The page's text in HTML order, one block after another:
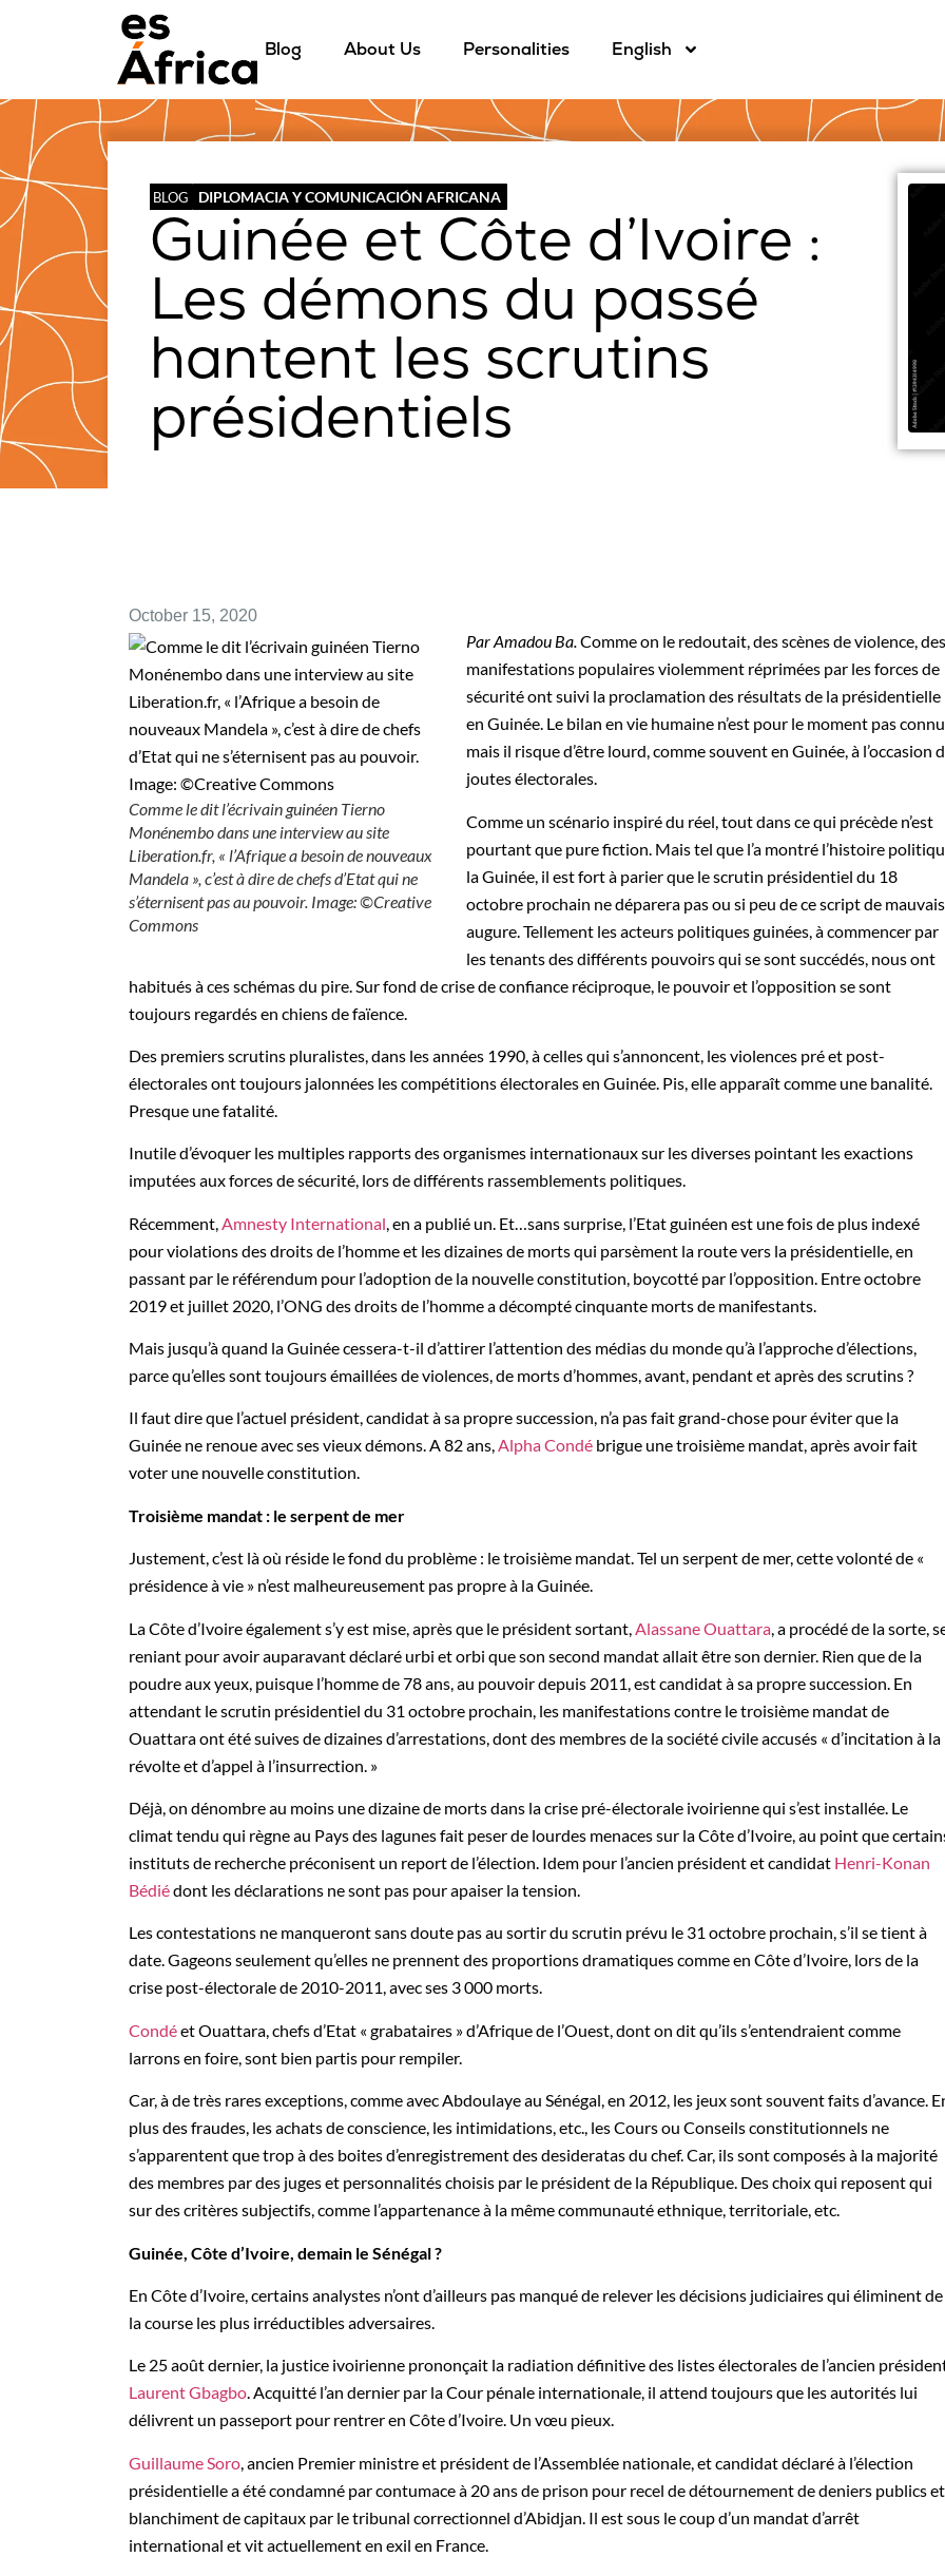
Blog About Us Personalities English
BLOG DIPLOMACIA Y COMUNICACIÓN AFRICANA
Guinée et Côte d’Ivoire :
Les démons du passé
hantent les scrutins
présidentiels
October 15, 2020
Comme le dit l’écrivain guinéen Tierno
Monénembo dans une interview au site
Liberation.fr, « l’Afrique a besoin de nouveaux
Mandela », c’est à dire de chefs d’Etat qui ne
s’éternisent pas au pouvoir. Image: ©Creative
Commons
Par Amadou Ba.Comme on le redoutait, des scènes de violence, des
manifestations populaires violemment réprimées par les forces de
sécurité ont suivi la proclamation des résultats de la présidentielle
en Guinée. Le bilan en vie humaine n’est pour le moment pas
mais il risque d’être lourd, comme souvent en Guinée, à l’occasion
joutes électorales.
Comme un scénario inspiré du réel, tout dans ce qui précède n’est
pourtant que pure fiction. Mais tel que l’a montré l’histoire
la Guinée, il est fort à parier que le scrutin présidentiel du 18
octobre prochain ne déparera pas ou si peu de ce script de mauvais
augure. Tellement les acteurs politiques guinées, à commencer par
les tenants des différents pouvoirs qui se sont succédés, nous ont
habitués à ces schémas du pire. Sur fond de crise de confiance réciproque, le pouvoir et l’opposition se sont
toujours regardés en chiens de faïence.
Des premiers scrutins pluralistes, dans les années 1990, à celles qui s’annoncent, les violences pré et post-
électorales ont toujours jalonnées les compétitions électorales en Guinée. Pis, elle apparaît comme une banalité.
Presque une fatalité.
Inutile d’évoquer les multiples rapports des organismes internationaux sur les diverses pointant les exactions
imputées aux forces de sécurité, lors de différents rassemblements politiques.
Récemment, Amnesty International , en a publié un. Et…sans surprise, l’Etat guinéen est une fois de plus indexé
pour violations des droits de l’homme et les dizaines de morts qui parsèment la route vers la présidentielle, en
passant par le référendum pour l’adoption de la nouvelle constitution, boycotté par l’opposition. Entre octobre
2019 et juillet 2020, l’ONG des droits de l’homme a décompté cinquante morts de manifestants.
Mais jusqu’à quand la Guinée cessera-t-il d’attirer l’attention des médias du monde qu’à l’approche d’élections,
parce qu’elles sont toujours émaillées de violences, de morts d’hommes, avant, pendant et après des scrutins ?
Il faut dire que l’actuel président, candidat à sa propre succession, n’a pas fait grand-chose pour éviter que la
Guinée ne renoue avec ses vieux démons. A 82 ans,Alpha Condé brigue une troisième mandat, après avoir fait
voter une nouvelle constitution.
Troisième mandat : le serpent de mer
Justement, c’est là où réside le fond du problème : le troisième mandat. Tel un serpent de mer, cette volonté de «
présidence à vie » n’est malheureusement pas propre à la Guinée.
La Côte d’Ivoire également s’y est mise, après que le président sortant, Alassane Ouattara , a procédé de la sorte,
reniant pour avoir auparavant déclaré urbi et orbi que son second mandat allait être son dernier. Rien que de la
poudre aux yeux, puisque l’homme de 78 ans, au pouvoir depuis 2011, est candidat à sa propre succession. En
attendant le scrutin présidentiel du 31 octobre prochain, les manifestations contre le troisième mandat de
Ouattara ont été suives de dizaines d’arrestations, dont des membres de la société civile accusés « d’incitation à la
révolte et d’appel à l’insurrection. »
Déjà, on dénombre au moins une dizaine de morts dans la crise pré-électorale ivoirienne qui s’est installée. Le
climat tendu qui règne au Pays des lagunes fait peser de lourdes menaces sur la Côte d’Ivoire, au point que
instituts de recherche préconisent un report de l’élection. Idem pour l’ancien président et candidat Henri-Konan
Bédiédont les déclarations ne sont pas pour apaiser la tension.
Les contestations ne manqueront sans doute pas au sortir du scrutin prévu le 31 octobre prochain, s’il se tient à
date. Gageons seulement qu’elles ne prennent des proportions dramatiques comme en Côte d’Ivoire, lors de la
crise post-électorale de 2010-2011, avec ses 3 000 morts.
Condéet Ouattara, chefs d’Etat « grabataires » d’Afrique de l’Ouest, dont on dit qu’ils s’entendraient comme
larrons en foire, sont bien partis pour rempiler.
Car, à de très rares exceptions, comme avec Abdoulaye au Sénégal, en 2012, les jeux sont souvent faits d’avance.
plus des fraudes, les achats de conscience, les intimidations, etc., les Cours ou Conseils constitutionnels ne
s’apparentent que trop à des boites d’enregistrement des desideratas du chef. Car, ils sont composés à la majorité
des membres par des juges et personnalités choisis par le président de la République. Des choix qui reposent qui
sur des critères subjectifs, comme l’appartenance à la même communauté ethnique, territoriale, etc.
Guinée, Côte d’Ivoire, demain le Sénégal ?
En Côte d’Ivoire, certains analystes n’ont d’ailleurs pas manqué de relever les décisions judiciaires qui éliminent de
la course les plus irréductibles adversaires.
Le 25 août dernier, la justice ivoirienne prononçait la radiation définitive des listes électorales de l’ancien
Laurent Gbagbo. Acquitté l’an dernier par la Cour pénale internationale, il attend toujours que les autorités lui
délivrent un passeport pour rentrer en Côte d’Ivoire. Un vœu pieux.
Guillaume Soro , ancien Premier ministre et président de l’Assemblée nationale, et candidat déclaré à l’élection
présidentielle a été condamné par contumace à 20 ans de prison pour recel de détournement de deniers publics et
blanchiment de capitaux par le tribunal correctionnel d’Abidjan. Il est sous le coup d’un mandat d’arrêt
international et vit actuellement en exil en France.